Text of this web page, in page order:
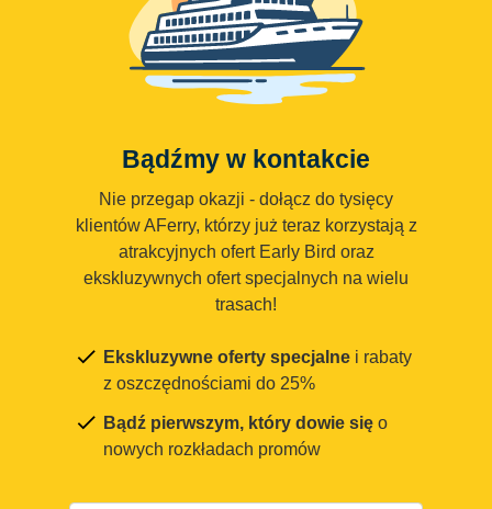
Bądźmy w kontakcie
Nie przegap okazji - dołącz do tysięcy
klientów AFerry, którzy już teraz korzystają z
atrakcyjnych ofert Early Bird oraz
ekskluzywnych ofert specjalnych na wielu
trasach!
Ekskluzywne oferty specjalne i rabaty
z oszczędnościami do 25%
Bądź pierwszym, który dowie się o
nowych rozkładach promów